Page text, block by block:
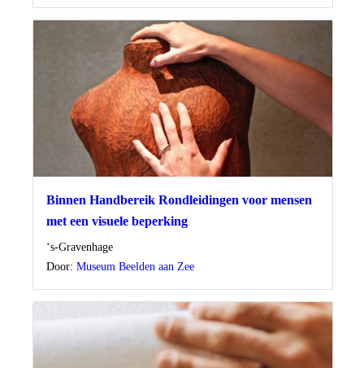
Binnen Handbereik Rondleidingen voor mensen
met een visuele beperking
Locatie
‘s-Gravenhage
Door: Museum Beelden aan Zee